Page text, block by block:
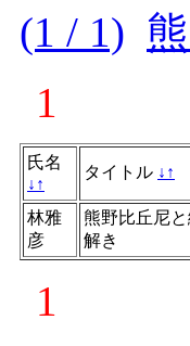
(1 / 1)
1
氏名
↓ ↑
タイトル ↓ ↑
林雅
彦
熊野比丘尼
解き
1